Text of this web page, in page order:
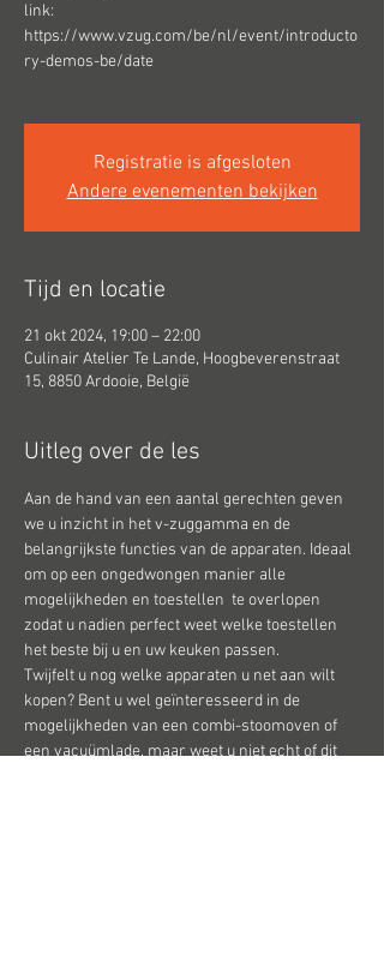
link:
https://www.vzug.com/be/nl/event/introducto
ry-demos-be/date
Registratie is afgesloten
Andere evenementen bekijken
Tijd en locatie
21 okt 2024, 19:00 – 22:00
Culinair Atelier Te Lande, Hoogbeverenstraat
15, 8850 Ardooie, België
Uitleg over de les
Aan de hand van een aantal gerechten geven
we u inzicht in het v-zuggamma en de
belangrijkste functies van de apparaten. Ideaal
om op een ongedwongen manier alle
mogelijkheden en toestellen  te overlopen
zodat u nadien perfect weet welke toestellen
het beste bij u en uw keuken passen.
Twijfelt u nog welke apparaten u net aan wilt
kopen? Bent u wel geïnteresseerd in de
mogelijkheden van een combi-stoomoven of
een vacuümlade, maar weet u niet echt of dit